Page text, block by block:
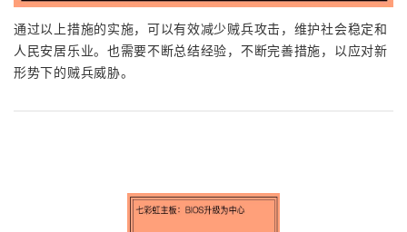
通过以上措施的实施，可以有效减少贼兵攻击，维护社会稳定和
人民安居乐业。也需要不断总结经验，不断完善措施，以应对新
形势下的贼兵威胁。